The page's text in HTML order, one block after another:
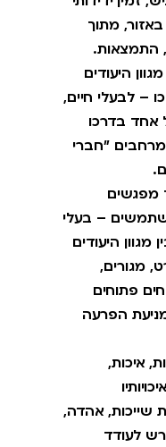
באזור, מתוך
התמצאות.
היעודים
– לבעלי חיים,
אחד בדרכו
מרחבים "חברי
מפגשים
– בעלי
מגוון היעודים
מגורים,
פתוחים
הפרעה
איכות,
שייכות, אהדה,
לעודד